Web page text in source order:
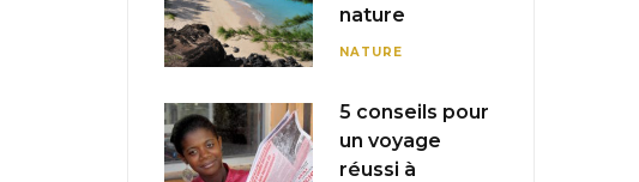
nature
NATURE
5 conseils pour
un voyage
réussi à